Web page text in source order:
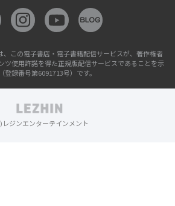
、この電子書店・電子書籍配信サービスが、著作権者
ツ使用許諾を得た正規版配信サービスであることを示
登録番号第6091713号）です。
レジンエンターテインメント